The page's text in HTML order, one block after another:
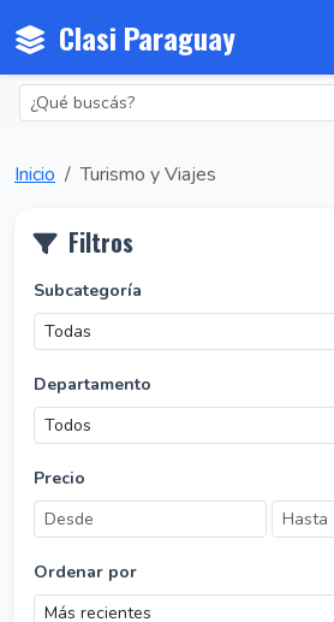
Clasi Paraguay
Inicio Turismo y Viajes
Filtros
Subcategoría
Departamento
Precio
Ordenar por